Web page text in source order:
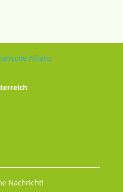
Nachricht!